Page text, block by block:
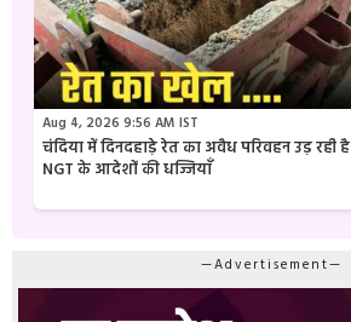
Aug 4, 2026 9:56 AM IST
चंदिया में दिनदहाड़े रेत का अवैध परिवहन उड़ रही है
NGT के आदेशों की धज्जियाँ
—Advertisement—